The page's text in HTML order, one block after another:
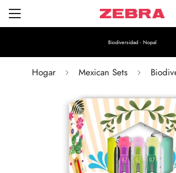
Biodiversidad - Nopal
Hogar Mexican Sets